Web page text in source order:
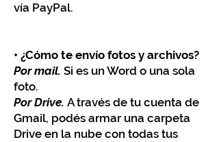
vía PayPal.
• ¿Cómo te envío fotos y archivos?
Por mail. Si es un Word o una sola
foto.
Por Drive. A través de tu cuenta de
Gmail, podés armar una carpeta
Drive en la nube con todas tus